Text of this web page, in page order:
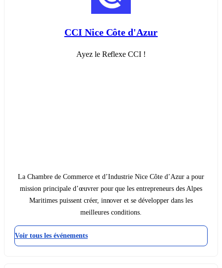
CCI Nice Côte d'Azur
Ayez le Reflexe CCI !
La Chambre de Commerce et d’Industrie Nice Côte d’Azur a pour
mission principale d’œuvrer pour que les entrepreneurs des Alpes
Maritimes puissent créer, innover et se développer dans les
meilleures conditions.
Voir tous les événements